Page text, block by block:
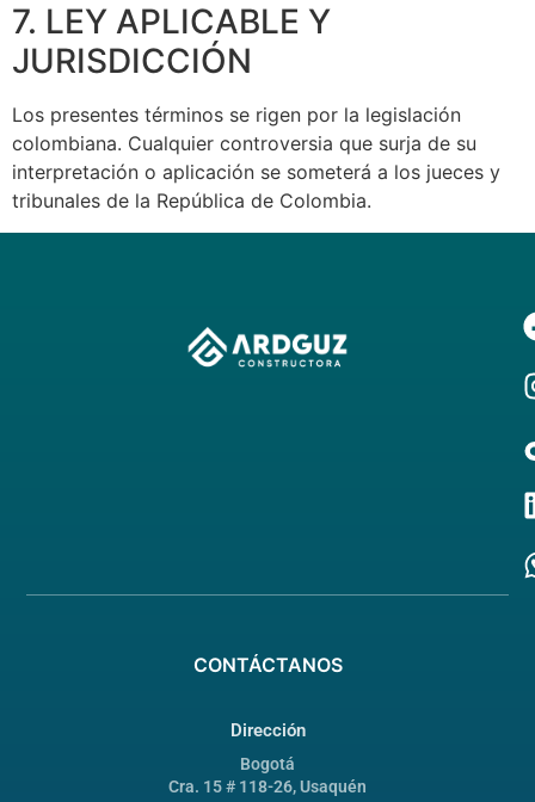
7. LEY APLICABLE Y
JURISDICCIÓN
Los presentes términos se rigen por la legislación
colombiana. Cualquier controversia que surja de su
interpretación o aplicación se someterá a los jueces y
tribunales de la República de Colombia.
CONTÁCTANOS
Dirección
Bogotá
Cra. 15 # 118-26, Usaquén